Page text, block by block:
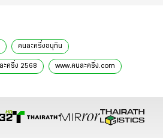
คนละครึ่งอนุทิน
ะครึ่ง 2568 www.คนละครึ่ง.com
าวในกระแส ข่าวเศรษฐกิจ